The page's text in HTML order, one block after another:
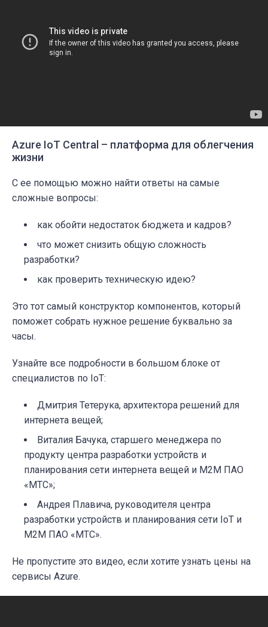
Azure IoT Central – платформа для облегчения
жизни
С ее помощью можно найти ответы на самые
сложные вопросы:
как обойти недостаток бюджета и кадров?
что может снизить общую сложность
разработки?
как проверить техническую идею?
Это тот самый конструктор компонентов, который
поможет собрать нужное решение буквально за
часы.
Узнайте все подробности в большом блоке от
специалистов по IoT:
Дмитрия Тетерука, архитектора решений для
интернета вещей;
Виталия Бачука, старшего менеджера по
продукту центра разработки устройств и
планирования сети интернета вещей и М2М ПАО
«МТС»;
Андрея Плавича, руководителя центра
разработки устройств и планирования сети IoT и
М2М ПАО «МТС».
Не пропустите это видео, если хотите узнать цены на
сервисы Azure.